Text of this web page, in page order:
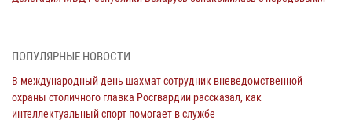
управления Росгвардии по городу Москве заняли первое место в
чемпионате столичного главка ведомства по самбо и боевому
самбо (ВИДЕО)
ПОПУЛЯРНЫЕ НОВОСТИ
В международный день шахмат сотрудник вневедомственной
охраны столичного главка Росгвардии рассказал, как
интеллектуальный спорт помогает в службе